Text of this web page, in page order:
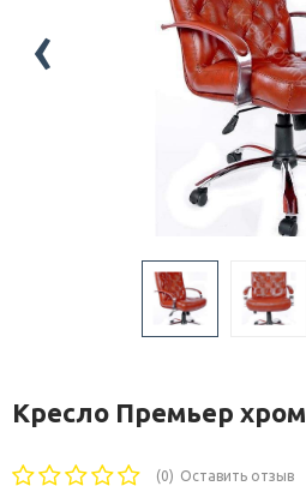
‹
Кресло Премьер хром
(0) Оставить отзыв